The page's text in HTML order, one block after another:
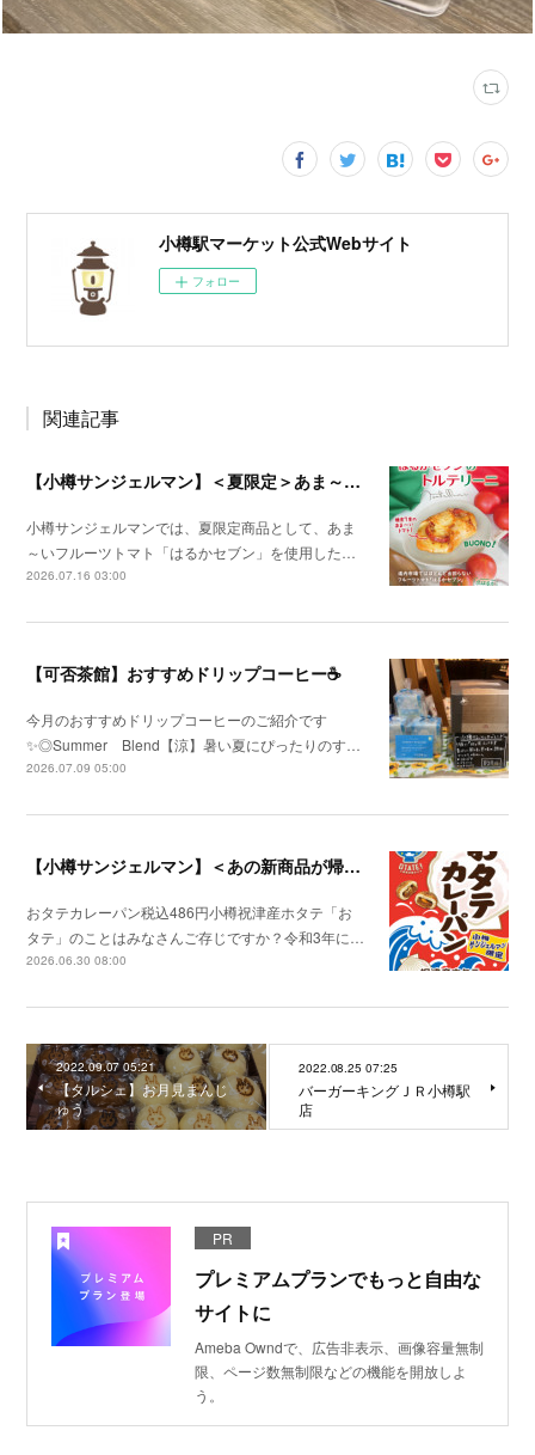
小樽駅マーケット公式Webサイト
フォロー
関連記事
【小樽サンジェルマン】＜夏限定＞あま～いフルーツトマトを使用した「トルテリーニ」を期間限定で発売予定！
小樽サンジェルマンでは、夏限定商品として、あま
～いフルーツトマト「はるかセブン」を使用した…
2026.07.16 03:00
【可否茶館】おすすめドリップコーヒー☕
今月のおすすめドリップコーヒーのご紹介です
✨◎Summer Blend【涼】暑い夏にぴったりのす…
2026.07.09 05:00
【小樽サンジェルマン】＜あの新商品が帰ってきたぁぁぁぁぁ!!＞小樽祝津産ホタテ使用「おタテカレーパン」、2026年7月1日新発売！
おタテカレーパン税込486円小樽祝津産ホタテ「お
タテ」のことはみなさんご存じですか？令和3年に…
2026.06.30 08:00
2022.09.07 05:21
【タルシェ】お月見まんじ
ゅう
2022.08.25 07:25
バーガーキングＪＲ小樽駅
店
PR
プレミアムプランでもっと自由な
サイトに
Ameba Owndで、広告非表示、画像容量無制
限、ページ数無制限などの機能を開放しよ
う。